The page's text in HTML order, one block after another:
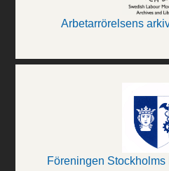
Arbetarrörelsens
Föreningen